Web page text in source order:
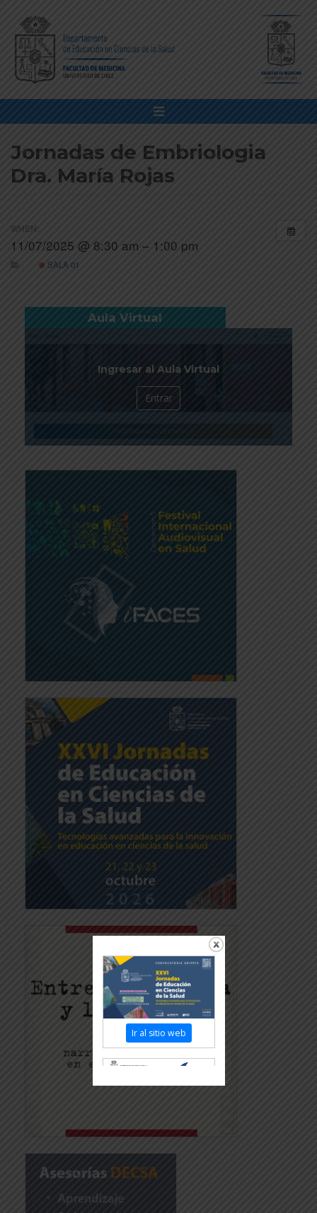
Jornadas de Embriologia
Dra. María Rojas
WHEN:
11/07/2025 @ 8:30 am – 1:00 pm
SALA 01
Aula Virtual
Ingresar al Aula Virtual
Entrar
Ir al sitio web
Revisar más información